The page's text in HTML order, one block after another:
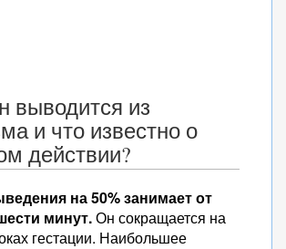
выводится из
и что известно о
действии?
на 50% занимает от
минут.Он сокращается на
гестации. Наибольшее